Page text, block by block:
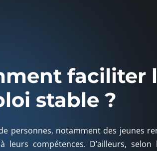
faciliter
stable ?
personnes, notamment des jeunes
leurs compétences. D’ailleurs,